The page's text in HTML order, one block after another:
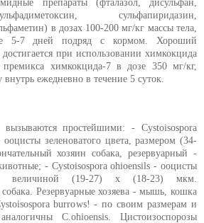
препараты (фталазол, дисульфан,
сульфапиридазин,
в дозах 100-200 мг/кг массы тела,
5-7 дней подряд с кормом. Хороший
при использовании химкокцида
химкокцида-7 в дозе 350 мг/кг,
ежедневно в течение 5 суток.
вызываются простейшими: - Cystoisospora
зеленоватого цвета, размером (34-
хозяин собака, резервуарный -
- Cystoisospora ohioensils - ооцисты
величиной (19-27) х (18-23) мкм.
Резервуарные хозяева - мышь, кошка
burrows! - по своим размерам и
C.ohioensis. Цистоизоспорозы